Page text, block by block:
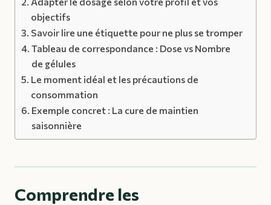
objectifs
Savoir lire une étiquette pour ne plus se tromper
Tableau de correspondance : Dose vs Nombre
de gélules
Le moment idéal et les précautions de
consommation
Exemple concret : La cure de maintien
saisonnière
Comprendre les